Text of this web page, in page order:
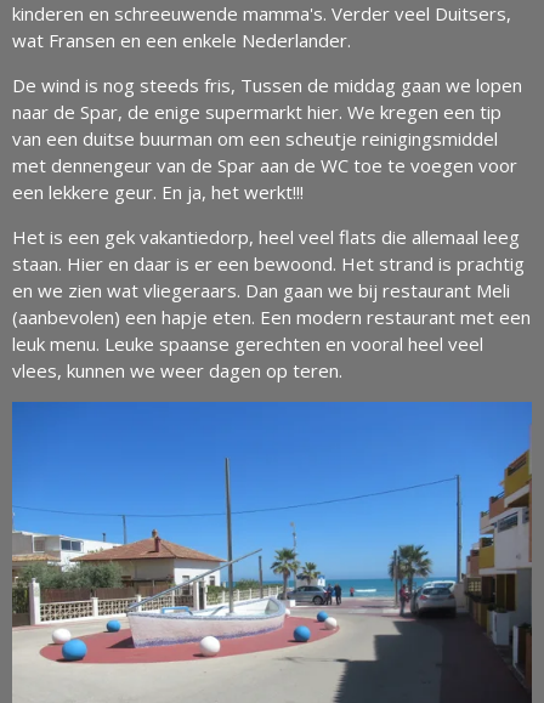
kinderen en schreeuwende mamma's. Verder veel Duitsers,
wat Fransen en een enkele Nederlander.
De wind is nog steeds fris, Tussen de middag gaan we lopen
naar de Spar, de enige supermarkt hier. We kregen een tip
van een duitse buurman om een scheutje reinigingsmiddel
met dennengeur van de Spar aan de WC toe te voegen voor
een lekkere geur. En ja, het werkt!!!
Het is een gek vakantiedorp, heel veel flats die allemaal leeg
staan. Hier en daar is er een bewoond. Het strand is prachtig
en we zien wat vliegeraars. Dan gaan we bij restaurant Meli
(aanbevolen) een hapje eten. Een modern restaurant met een
leuk menu. Leuke spaanse gerechten en vooral heel veel
vlees, kunnen we weer dagen op teren.